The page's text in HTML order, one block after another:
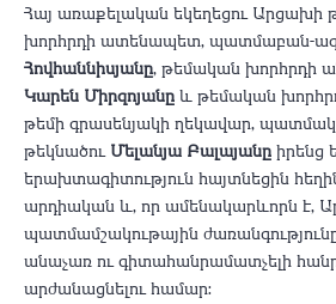
Հայ առաքելական եկեղեցու Արցախի
խորհրդի ատենապետ, պատմաբան-
Հովհաննիսյանը, թեմական խորհրդի
Կարեն Միրզոյանը և թեմական
թեմի գրասենյակի ղեկավար,
թեկնածու Մելանյա Բալայանը իրենց
երախտագիտություն հայտնեցին
արդիական և, որ ամենակարևորն է,
պատմամշակութային
անաչառ ու գիտահանրամատչելի
արժանացնելու համար։